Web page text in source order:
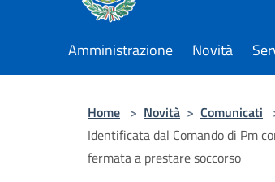
Amministrazione Novità
Home > Novità > Comunicati
Identificata dal Comando di Pm
fermata a prestare soccorso